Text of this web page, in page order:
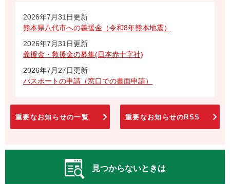
2026年7月31日更新
熊本県八代市への義援金（令和8年熊本地震）
2026年7月31日更新
義援金・救援金の募集(日本赤十字社)
2026年7月27日更新
パスポートの申請（窓口での書面申請）
重要なお知らせの一覧 重要なお知らせのRSS
見つからないときは